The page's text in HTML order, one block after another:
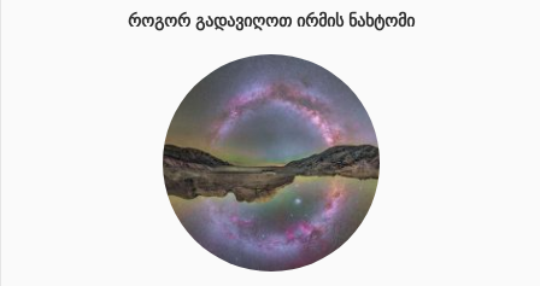
ᲠᲝᲒᲝᲠ ᲒᲐᲓᲐᲕᲘᲦᲝᲗ ᲘᲠᲛᲘᲡ ᲜᲐᲮᲢᲝᲛᲘ